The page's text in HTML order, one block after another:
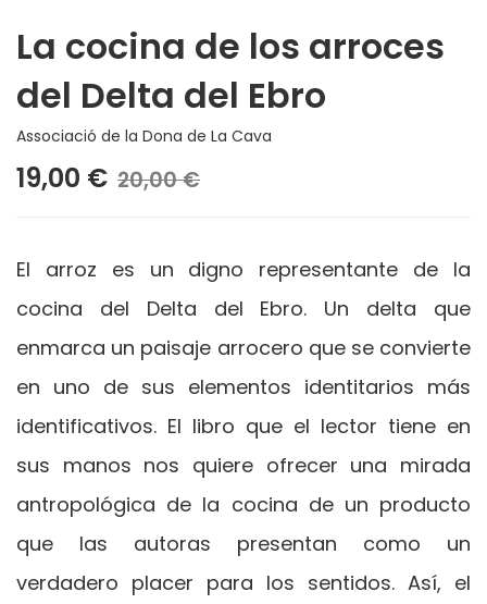
La cocina de los arroces
del Delta del Ebro
Associació de la Dona de La Cava
19,00 € 20,00 €
El arroz es un digno representante de la
cocina del Delta del Ebro. Un delta que
enmarca un paisaje arrocero que se convierte
en uno de sus elementos identitarios más
identificativos. El libro que el lector tiene en
sus manos nos quiere ofrecer una mirada
antropológica de la cocina de un producto
que las autoras presentan como un
verdadero placer para los sentidos. Así, el